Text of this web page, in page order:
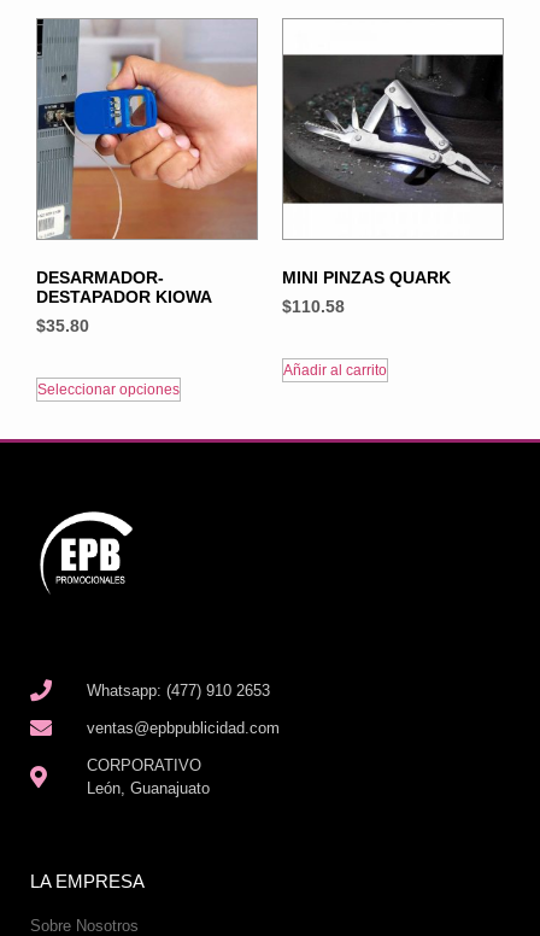
DESARMADOR-
DESTAPADOR KIOWA
$35.80
Seleccionar opciones
MINI PINZAS QUARK
$110.58
Añadir al carrito
Whatsapp: (477) 910 2653
ventas@epbpublicidad.com
CORPORATIVO
León, Guanajuato
LA EMPRESA
Sobre Nosotros